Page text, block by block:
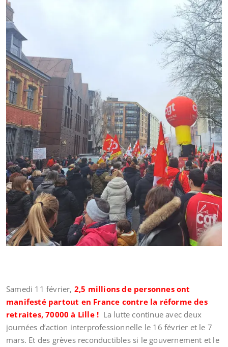
Samedi 11 février, 2,5 millions de personnes ont
manifesté partout en France contre la réforme des
retraites, 70000 à Lille ! La lutte continue avec deux
journées d’action interprofessionnelle le 16 février et le 7
mars. Et des grèves reconductibles si le gouvernement et le